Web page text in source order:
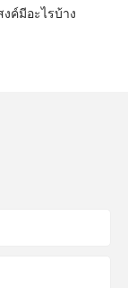
ค์มีอะไรบ้าง